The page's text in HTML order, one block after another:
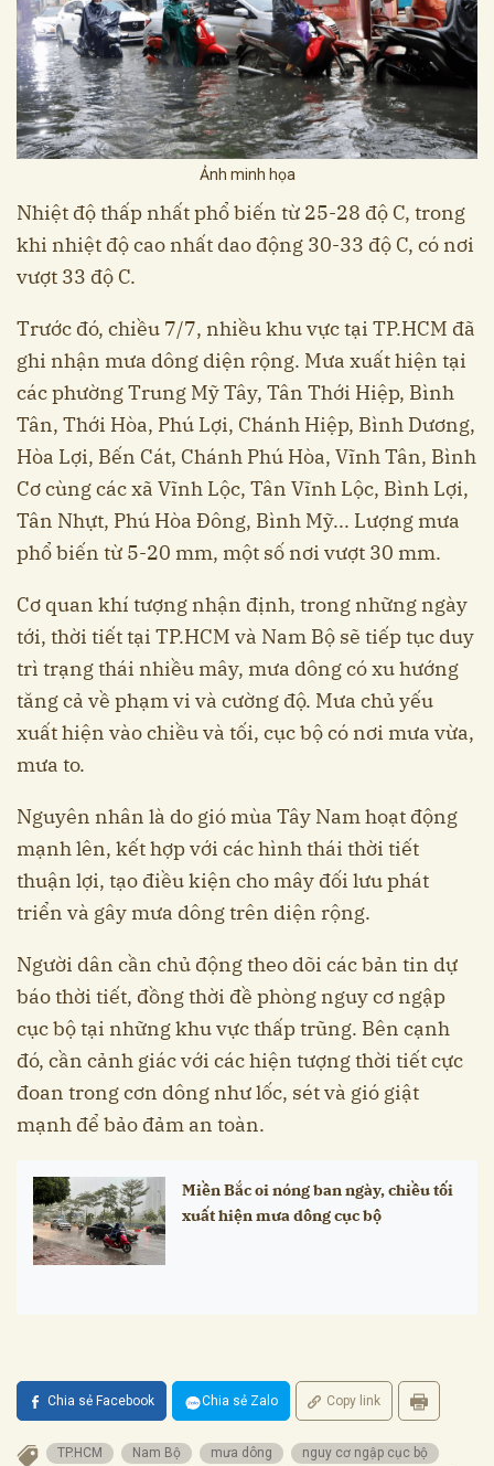
Ảnh minh họa
Nhiệt độ thấp nhất phổ biến từ 25-28 độ C, trong
khi nhiệt độ cao nhất dao động 30-33 độ C, có nơi
vượt 33 độ C.
Trước đó, chiều 7/7, nhiều khu vực tại TP.HCM đã
ghi nhận mưa dông diện rộng. Mưa xuất hiện tại
các phường Trung Mỹ Tây, Tân Thới Hiệp, Bình
Tân, Thới Hòa, Phú Lợi, Chánh Hiệp, Bình Dương,
Hòa Lợi, Bến Cát, Chánh Phú Hòa, Vĩnh Tân, Bình
Cơ cùng các xã Vĩnh Lộc, Tân Vĩnh Lộc, Bình Lợi,
Tân Nhựt, Phú Hòa Đông, Bình Mỹ... Lượng mưa
phổ biến từ 5-20 mm, một số nơi vượt 30 mm.
Cơ quan khí tượng nhận định, trong những ngày
tới, thời tiết tại TP.HCM và Nam Bộ sẽ tiếp tục duy
trì trạng thái nhiều mây, mưa dông có xu hướng
tăng cả về phạm vi và cường độ. Mưa chủ yếu
xuất hiện vào chiều và tối, cục bộ có nơi mưa vừa,
mưa to.
Nguyên nhân là do gió mùa Tây Nam hoạt động
mạnh lên, kết hợp với các hình thái thời tiết
thuận lợi, tạo điều kiện cho mây đối lưu phát
triển và gây mưa dông trên diện rộng.
Người dân cần chủ động theo dõi các bản tin dự
báo thời tiết, đồng thời đề phòng nguy cơ ngập
cục bộ tại những khu vực thấp trũng. Bên cạnh
đó, cần cảnh giác với các hiện tượng thời tiết cực
đoan trong cơn dông như lốc, sét và gió giật
mạnh để bảo đảm an toàn.
Miền Bắc oi nóng ban ngày, chiều tối
xuất hiện mưa dông cục bộ
Chia sẻ Facebook Chia sẻ Zalo Copy link
TP.HCM Nam Bộ mưa dông
nguy cơ ngập cục bộ